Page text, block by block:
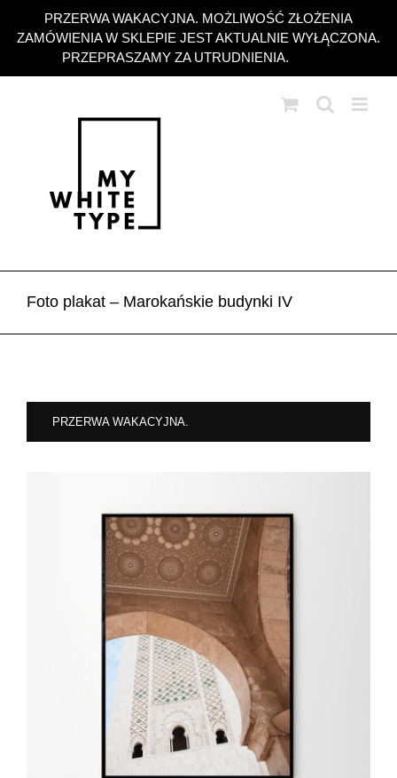
PRZERWA WAKACYJNA. MOŻLIWOŚĆ ZŁOŻENIA
ZAMÓWIENIA W SKLEPIE JEST AKTUALNIE WYŁĄCZONA.
PRZEPRASZAMY ZA UTRUDNIENIA.
zawartości
Foto plakat – Marokańskie budynki IV
PRZERWA WAKACYJNA.